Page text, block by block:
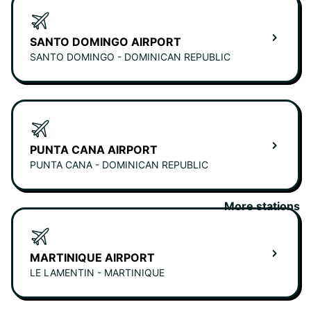
SANTO DOMINGO AIRPORT
SANTO DOMINGO - DOMINICAN REPUBLIC
PUNTA CANA AIRPORT
PUNTA CANA - DOMINICAN REPUBLIC
MARTINIQUE AIRPORT
LE LAMENTIN - MARTINIQUE
More stations